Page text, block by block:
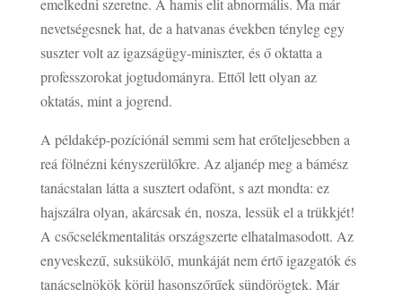
nevetségesnek hat, de a hatvanas években tényleg egy
suszter volt az igazságügy-miniszter, és ő oktatta a
professzorokat jogtudományra. Ettől lett olyan az
oktatás, mint a jogrend.
A példakép-pozíciónál semmi sem hat erőteljesebben a
reá fölnézni kényszerülőkre. Az aljanép meg a bámész
tanácstalan látta a susztert odafönt, s azt mondta: ez
hajszálra olyan, akárcsak én, nosza, lessük el a trükkjét!
A csőcselékmentalitás országszerte elhatalmasodott. Az
enyveskezű, suksükölő, munkáját nem értő igazgatók és
tanácselnökök körül hasonszőrűek sündörögtek. Már